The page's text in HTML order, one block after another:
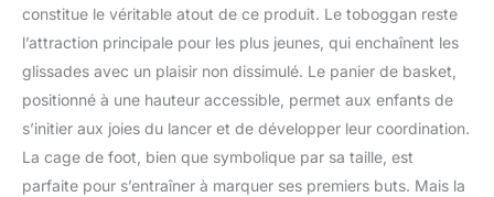
constitue le véritable atout de ce produit. Le toboggan reste
l’attraction principale pour les plus jeunes, qui enchaînent les
glissades avec un plaisir non dissimulé. Le panier de basket,
positionné à une hauteur accessible, permet aux enfants de
s’initier aux joies du lancer et de développer leur coordination.
La cage de foot, bien que symbolique par sa taille, est
parfaite pour s’entraîner à marquer ses premiers buts. Mais la